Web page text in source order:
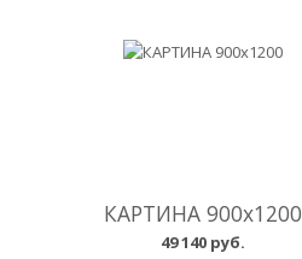
КАРТИНА 900x1200
49 140 руб.